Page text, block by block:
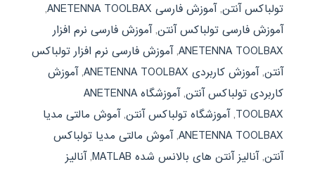
تولباکس آنتن,آموزش فارسی ANETENNA TOOLBAX
,
آموزش فارسی تولباکس آنتن,آموزش فارسی نرم افزار
ANETENNA TOOLBAX
,آموزش فارسی نرم افزار تولباکس
آنتن,آموزش کاربردی ANETENNA TOOLBAX ,آموزش
کاربردی تولباکس آنتن,
آموزشگاه ANETENNA
TOOLBAX
,آموزشگاه تولباکس آنتن,آموش مالتی مدیا
ANETENNA TOOLBAX
,آموش مالتی مدیا تولباکس
آنتن,آنالیز آنتن های بالانس شده MATLAB ,آنالیز